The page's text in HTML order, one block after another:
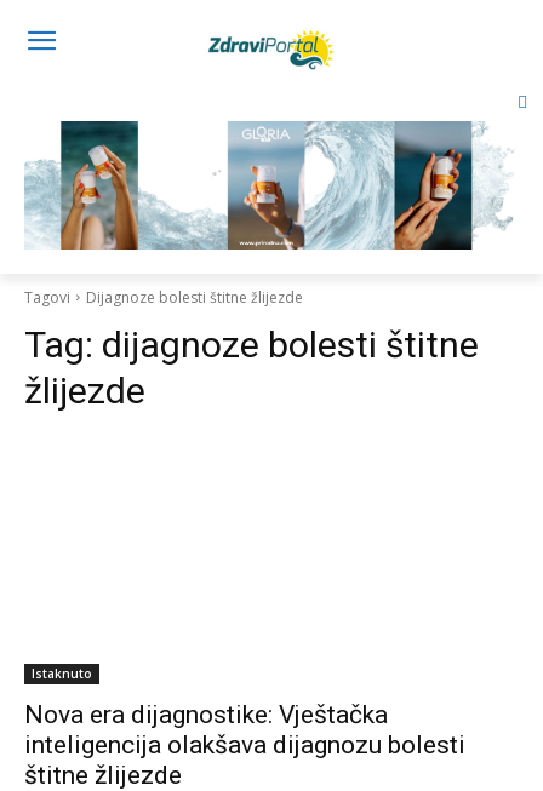
Tagovi Dijagnoze bolesti štitne žlijezde
Tag: dijagnoze bolesti štitne
žlijezde
Istaknuto
Nova era dijagnostike: Vještačka
inteligencija olakšava dijagnozu bolesti
štitne žlijezde